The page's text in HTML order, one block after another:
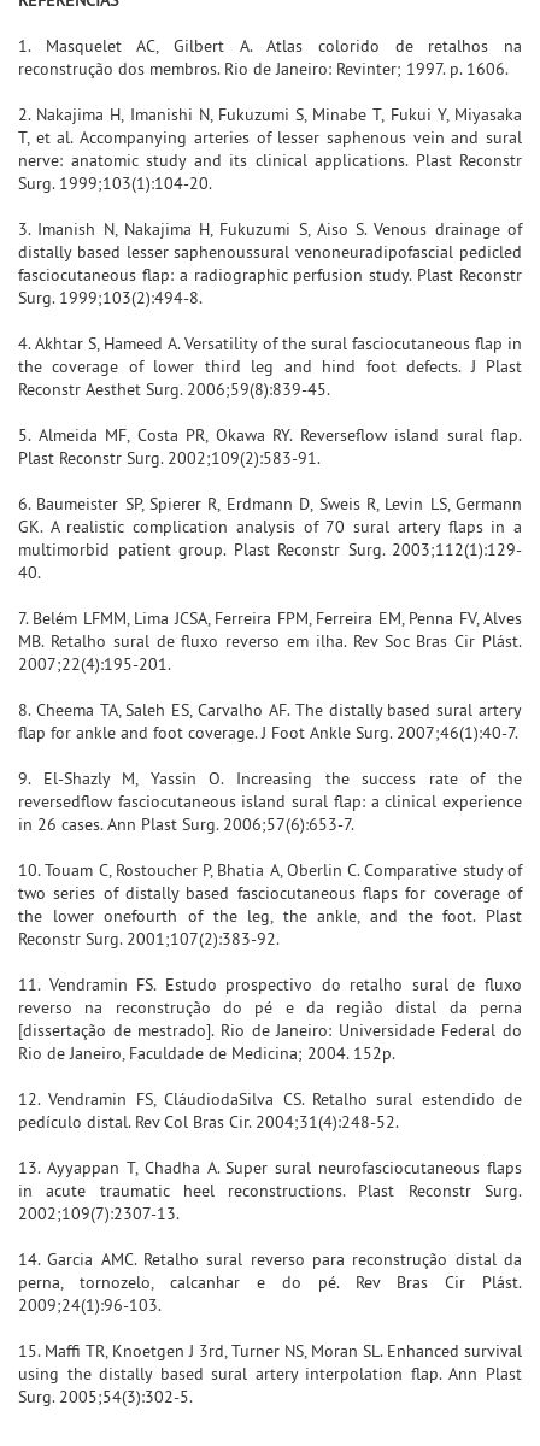
1. Masquelet AC, Gilbert A. Atlas colorido de retalhos na
reconstrução dos membros. Rio de Janeiro: Revinter; 1997. p. 1606.
2. Nakajima H, Imanishi N, Fukuzumi S, Minabe T, Fukui Y, Miyasaka
T, et al. Accompanying arteries of lesser saphenous vein and sural
nerve: anatomic study and its clinical applications. Plast Reconstr
Surg. 1999;103(1):104-20.
3. Imanish N, Nakajima H, Fukuzumi S, Aiso S. Venous drainage of
distally based lesser saphenoussural venoneuradipofascial pedicled
fasciocutaneous flap: a radiographic perfusion study. Plast Reconstr
Surg. 1999;103(2):494-8.
4. Akhtar S, Hameed A. Versatility of the sural fasciocutaneous flap in
the coverage of lower third leg and hind foot defects. J Plast
Reconstr Aesthet Surg. 2006;59(8):839-45.
5. Almeida MF, Costa PR, Okawa RY. Reverseflow island sural flap.
Plast Reconstr Surg. 2002;109(2):583-91.
6. Baumeister SP, Spierer R, Erdmann D, Sweis R, Levin LS, Germann
GK. A realistic complication analysis of 70 sural artery flaps in a
multimorbid patient group. Plast Reconstr Surg. 2003;112(1):129-
40.
7. Belém LFMM, Lima JCSA, Ferreira FPM, Ferreira EM, Penna FV, Alves
MB. Retalho sural de fluxo reverso em ilha. Rev Soc Bras Cir Plást.
2007;22(4):195-201.
8. Cheema TA, Saleh ES, Carvalho AF. The distally based sural artery
flap for ankle and foot coverage. J Foot Ankle Surg. 2007;46(1):40-7.
9. El-Shazly M, Yassin O. Increasing the success rate of the
reversedflow fasciocutaneous island sural flap: a clinical experience
in 26 cases. Ann Plast Surg. 2006;57(6):653-7.
10. Touam C, Rostoucher P, Bhatia A, Oberlin C. Comparative study of
two series of distally based fasciocutaneous flaps for coverage of
the lower onefourth of the leg, the ankle, and the foot. Plast
Reconstr Surg. 2001;107(2):383-92.
11. Vendramin FS. Estudo prospectivo do retalho sural de fluxo
reverso na reconstrução do pé e da região distal da perna
[dissertação de mestrado]. Rio de Janeiro: Universidade Federal do
Rio de Janeiro, Faculdade de Medicina; 2004. 152p.
12. Vendramin FS, CláudiodaSilva CS. Retalho sural estendido de
pedículo distal. Rev Col Bras Cir. 2004;31(4):248-52.
13. Ayyappan T, Chadha A. Super sural neurofasciocutaneous flaps
in acute traumatic heel reconstructions. Plast Reconstr Surg.
2002;109(7):2307-13.
14. Garcia AMC. Retalho sural reverso para reconstrução distal da
perna, tornozelo, calcanhar e do pé. Rev Bras Cir Plást.
2009;24(1):96-103.
15. Maffi TR, Knoetgen J 3rd, Turner NS, Moran SL. Enhanced survival
using the distally based sural artery interpolation flap. Ann Plast
Surg. 2005;54(3):302-5.